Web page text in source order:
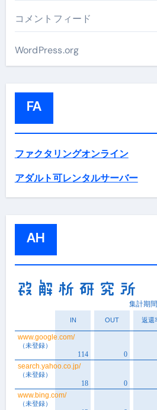
コメントフィード
WordPress.org
FA
ファクタリングオンライン
アダルト可レンタルサーバー
AH